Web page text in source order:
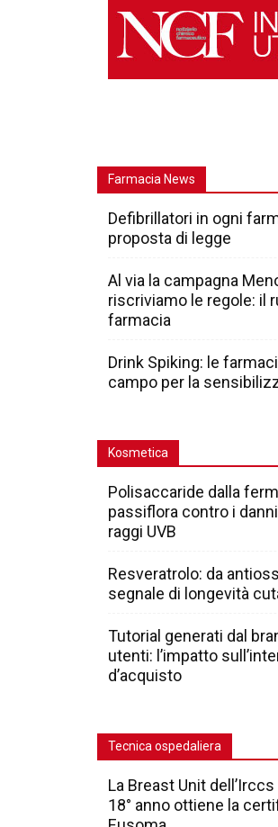
Farmacia News
Defibrillatori in ogni
proposta di legge
Al via la campagna
riscriviamo le regole: il
farmacia
Drink Spiking: le
campo per la
Kosmetica
Polisaccaride dalla
passiflora contro i
raggi UVB
Resveratrolo: da
segnale di longevità
Tutorial generati dal
utenti: l’impatto
d’acquisto
Tecnica ospedaliera
La Breast Unit
18° anno ottiene la